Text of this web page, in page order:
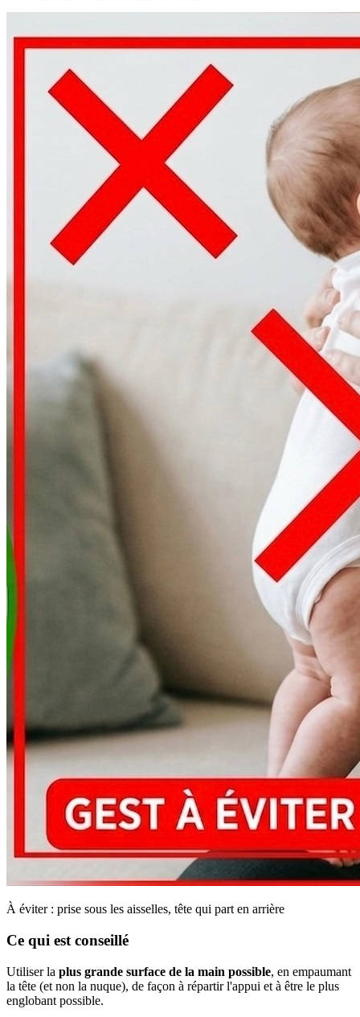
À éviter : prise sous les aisselles, tête qui part en arrière
Ce qui est conseillé
Utiliser la plus grande surface de la main possible, en empaumant
la tête (et non la nuque), de façon à répartir l'appui et à être le plus
englobant possible.